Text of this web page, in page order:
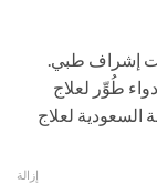
إشراف طبي.
طُوِّر لعلاج
السعودية لعلاج
إزالة